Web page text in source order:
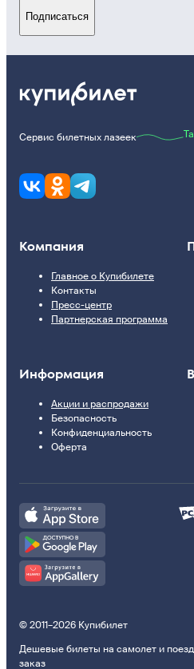
Подписаться
Сервис билетных лазеек
Компания
Главное о Купибилете
Контакты
Пресс-центр
Партнерская программа
Информация
Акции и распродажи
Безопасность
Конфиденциальность
Оферта
© 2011–2026 Купибилет
Дешевые билеты на самолет и
заказ